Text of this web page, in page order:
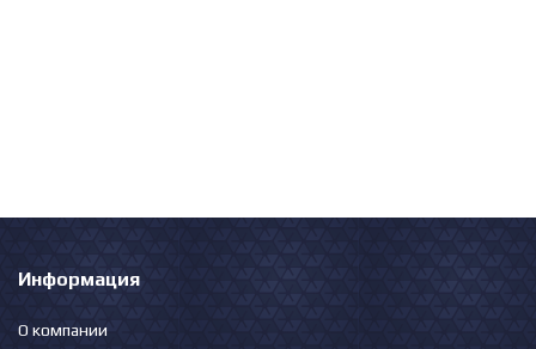
Информация
О компании